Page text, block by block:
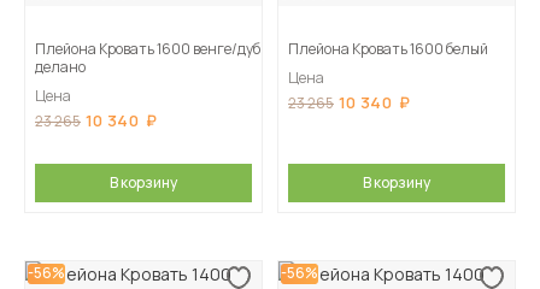
Плейона Кровать 1600 венге/дуб
делано
Цена
23 265 10 340
В корзину
Плейона Кровать 1600 белый
Цена
23 265 10 340
В корзину
-56% -56%